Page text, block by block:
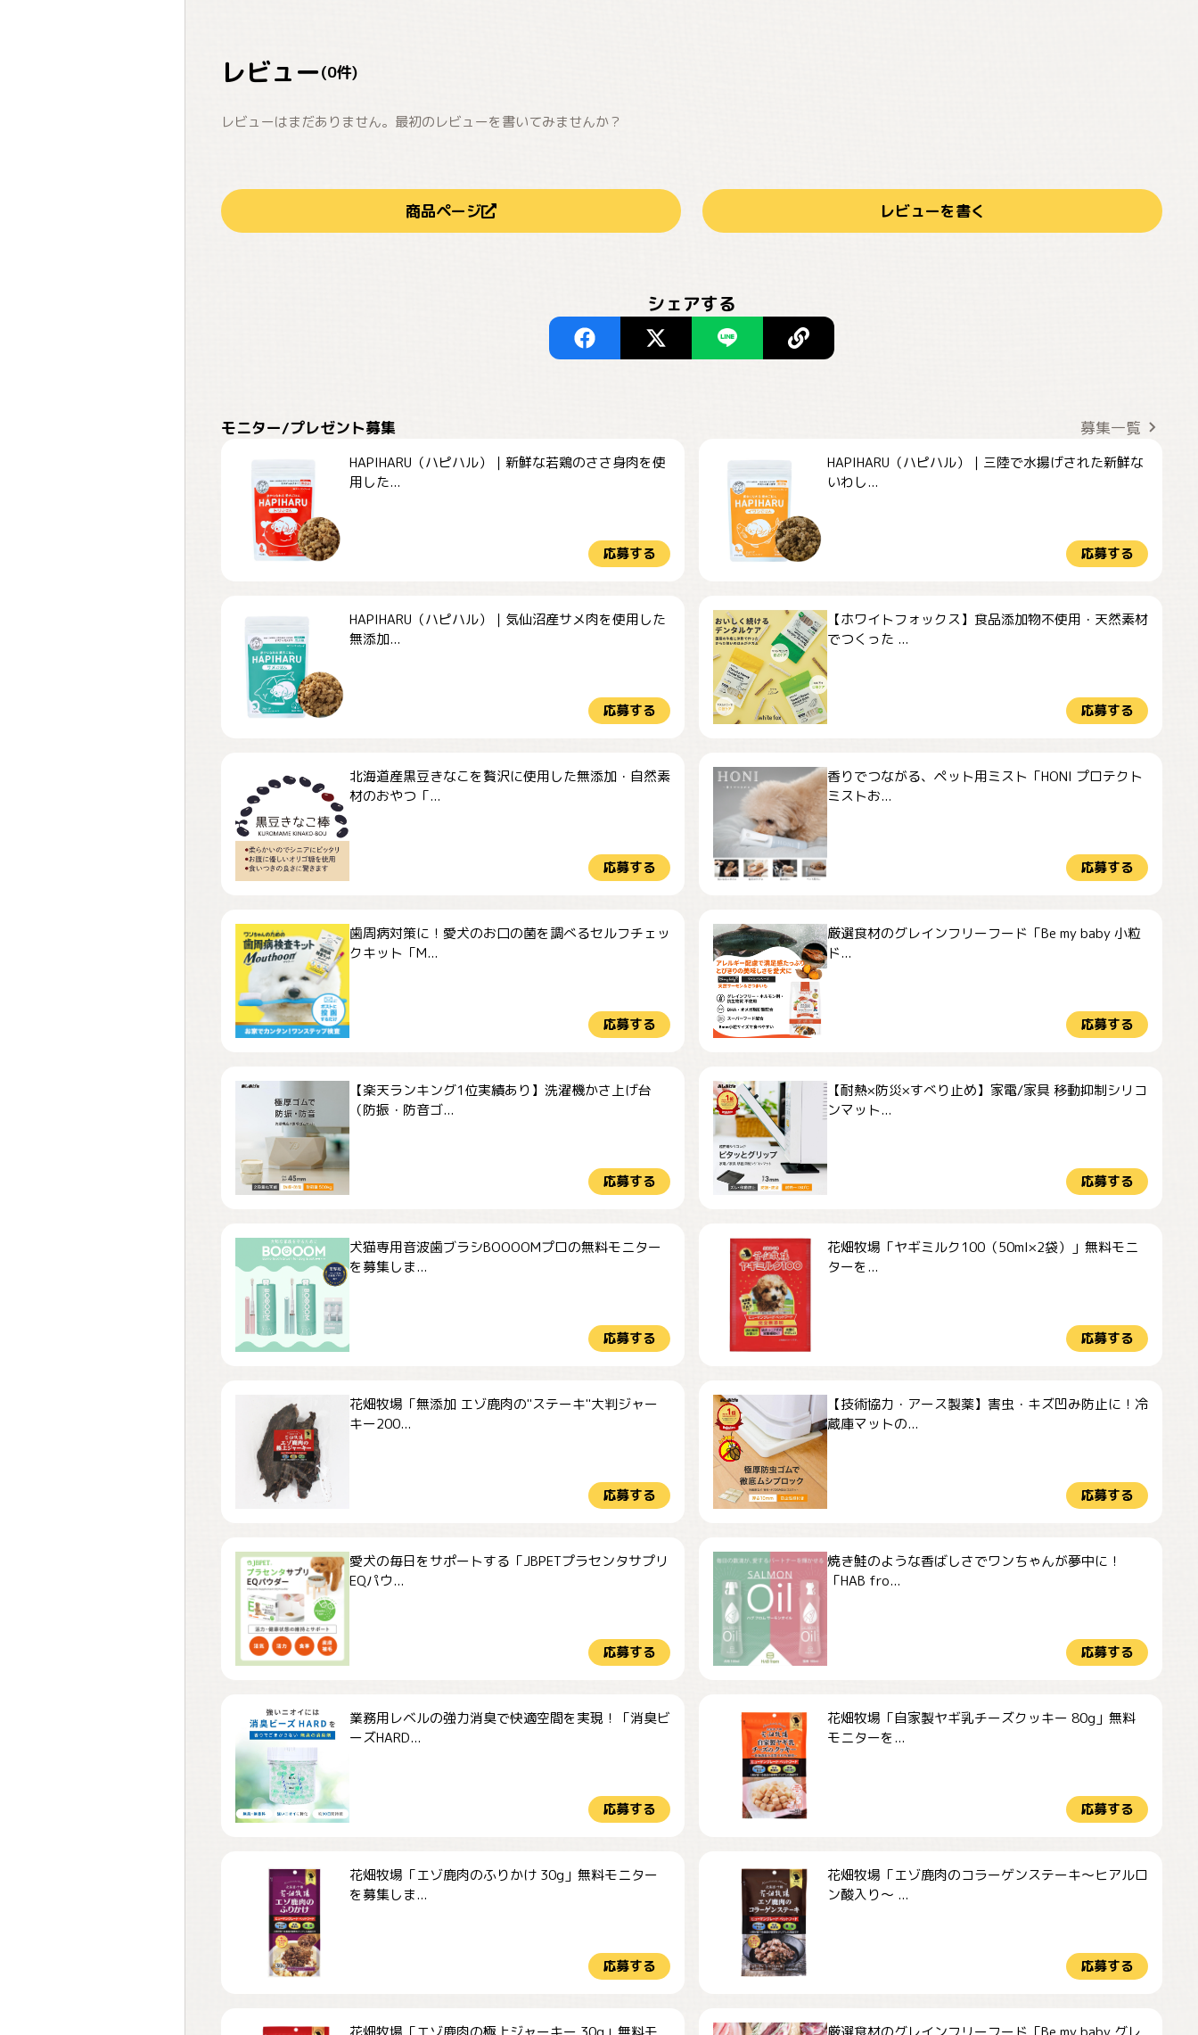
レビュー(0件)
レビューはまだありません。最初のレビューを書いてみませんか？
商品ページ レビューを書く
シェアする
モニター/プレゼント募集 募集一覧
HAPIHARU（ハピハル）｜新鮮な若鶏のささ身肉を使
用した...
応募する
HAPIHARU（ハピハル）｜三陸で水揚げされた新鮮な
いわし...
応募する
HAPIHARU（ハピハル）｜気仙沼産サメ肉を使用した
無添加...
応募する
【ホワイトフォックス】食品添加物不使用・天然素材
でつくった ...
応募する
北海道産黒豆きなこを贅沢に使用した無添加・自然素
材のおやつ「...
応募する
香りでつながる、ペット用ミスト「HONI プロテクト
ミストお...
応募する
歯周病対策に！愛犬のお口の菌を調べるセルフチェッ
クキット「M...
応募する
厳選食材のグレインフリーフード「Be my baby 小粒
ド...
応募する
【楽天ランキング1位実績あり】洗濯機かさ上げ台
（防振・防音ゴ...
応募する
【耐熱×防災×すべり止め】家電/家具 移動抑制シリコ
ンマット...
応募する
犬猫専用音波歯ブラシBOOOOMプロの無料モニター
を募集しま...
応募する
花畑牧場「ヤギミルク100（50ml×2袋）」無料モニ
ターを...
応募する
花畑牧場「無添加 エゾ鹿肉の"ステーキ"大判ジャー
キー200...
応募する
【技術協力・アース製薬】害虫・キズ凹み防止に！冷
蔵庫マットの...
応募する
愛犬の毎日をサポートする「JBPETプラセンタサプリ
EQパウ...
応募する
焼き鮭のような香ばしさでワンちゃんが夢中に！
「HAB fro...
応募する
業務用レベルの強力消臭で快適空間を実現！「消臭ビ
ーズHARD...
応募する
花畑牧場「自家製ヤギ乳チーズクッキー 80g」無料
モニターを...
応募する
花畑牧場「エゾ鹿肉のふりかけ 30g」無料モニター
を募集しま...
応募する
花畑牧場「エゾ鹿肉のコラーゲンステーキ～ヒアルロ
ン酸入り～ ...
応募する